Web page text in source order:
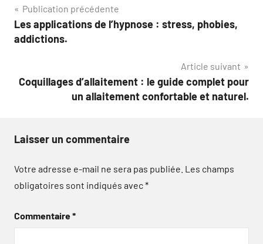
Navigation
de
Publication précédente
Les applications de l’hypnose : stress, phobies,
addictions.
Article suivant
Coquillages d’allaitement : le guide complet pour
un allaitement confortable et naturel.
Laisser un commentaire
Votre adresse e-mail ne sera pas publiée. Les champs
obligatoires sont indiqués avec*
Commentaire*